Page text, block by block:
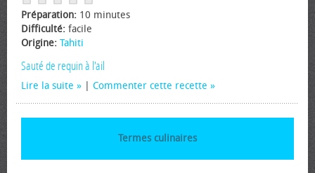
Préparation: 10 minutes
Difficulté: facile
Origine: Tahiti
Sauté de requin à l'ail
Lire la suite Commenter cette recette
Termes culinaires